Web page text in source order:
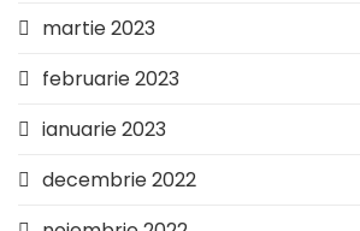
martie 2023
februarie 2023
ianuarie 2023
decembrie 2022